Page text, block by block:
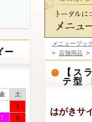
ー
土
1
7
8
メニューブッ
> 店舗用品 >
【ス
テ型
はがきサ